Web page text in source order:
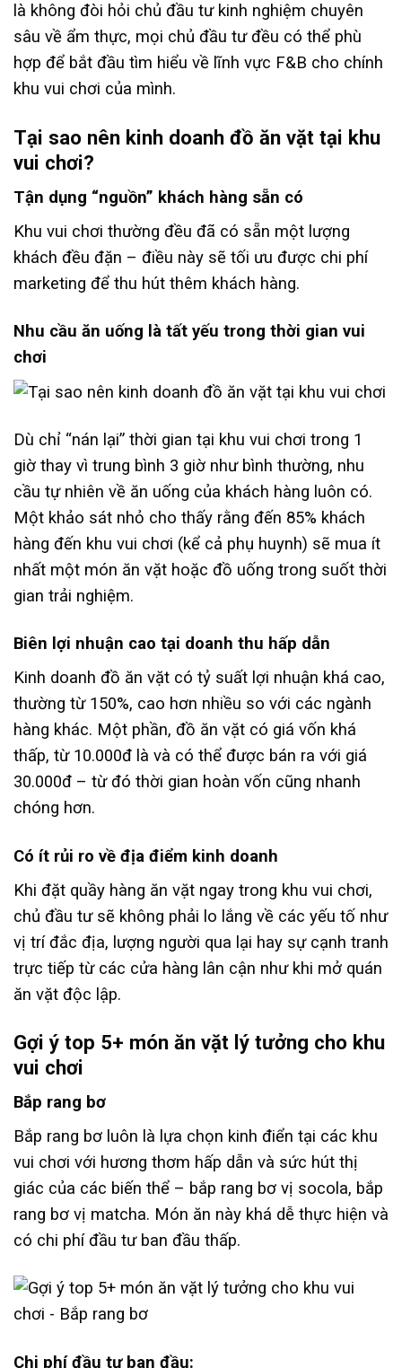
là không đòi hỏi chủ đầu tư kinh nghiệm chuyên
sâu về ẩm thực, mọi chủ đầu tư đều có thể phù
hợp để bắt đầu tìm hiểu về lĩnh vực F&B cho chính
khu vui chơi của mình.
Tại sao nên kinh doanh đồ ăn vặt tại khu
vui chơi?
Tận dụng “nguồn” khách hàng sẵn có
Khu vui chơi thường đều đã có sẵn một lượng
khách đều đặn – điều này sẽ tối ưu được chi phí
marketing để thu hút thêm khách hàng.
Nhu cầu ăn uống là tất yếu trong thời gian vui
chơi
Dù chỉ “nán lại” thời gian tại khu vui chơi trong 1
giờ thay vì trung bình 3 giờ như bình thường, nhu
cầu tự nhiên về ăn uống của khách hàng luôn có.
Một khảo sát nhỏ cho thấy rằng đến 85% khách
hàng đến khu vui chơi (kể cả phụ huynh) sẽ mua ít
nhất một món ăn vặt hoặc đồ uống trong suốt thời
gian trải nghiệm.
Biên lợi nhuận cao tại doanh thu hấp dẫn
Kinh doanh đồ ăn vặt có tỷ suất lợi nhuận khá cao,
thường từ 150%, cao hơn nhiều so với các ngành
hàng khác. Một phần, đồ ăn vặt có giá vốn khá
thấp, từ 10.000đ là và có thể được bán ra với giá
30.000đ – từ đó thời gian hoàn vốn cũng nhanh
chóng hơn.
Có ít rủi ro về địa điểm kinh doanh
Khi đặt quầy hàng ăn vặt ngay trong khu vui chơi,
chủ đầu tư sẽ không phải lo lắng về các yếu tố như
vị trí đắc địa, lượng người qua lại hay sự cạnh tranh
trực tiếp từ các cửa hàng lân cận như khi mở quán
ăn vặt độc lập.
Gợi ý top 5+ món ăn vặt lý tưởng cho khu
vui chơi
Bắp rang bơ
Bắp rang bơ luôn là lựa chọn kinh điển tại các khu
vui chơi với hương thơm hấp dẫn và sức hút thị
giác của các biến thể – bắp rang bơ vị socola, bắp
rang bơ vị matcha. Món ăn này khá dễ thực hiện và
có chi phí đầu tư ban đầu thấp.
Chi phí đầu tư ban đầu: